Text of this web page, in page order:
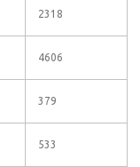
2318
4606
379
533